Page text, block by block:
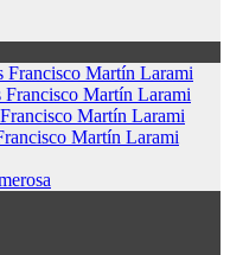
Francisco Martín Larami
Francisco Martín Larami
Martín Larami
Martín Larami